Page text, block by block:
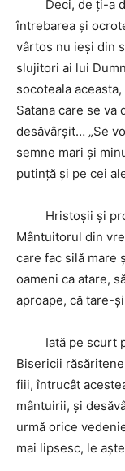
Deci, de ţi-a
întrebarea şi
vârtos nu ieşi din
slujitori ai lui
socoteala
Satana care se va
desăvârşit… „Se
semne mari şi
putinţă şi pe cei
Hristoşii şi
Mântuitorul din
care fac silă mare
oameni ca atare,
aproape, că tare-
Iată pe scurt
Bisericii
fiii, întrucât
mântuirii, şi
urmă orice
mai lipsesc, le